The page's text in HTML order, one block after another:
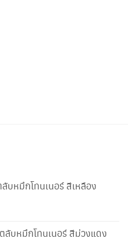
บหมึกโทนเนอร์ สีเหลือง
ลับหมึกโทนเนอร์ สีม่วงแดง